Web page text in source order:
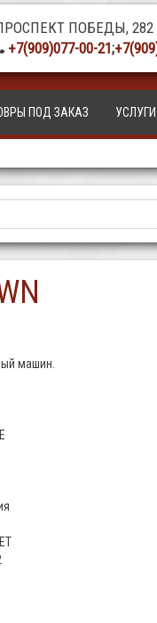
ПОБЕДЫ,
+7(909)077-00-21;
ПОД ЗАКАЗ УСЛУГИ
машин.